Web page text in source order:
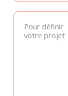
Pour définir
votre projet